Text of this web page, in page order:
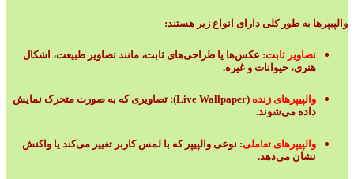
والپیپرها به طور کلی دارای انواع زیر هستند:
تصاویر ثابت: عکس‌ها یا طراحی‌های ثابت، مانند تصاویر طبیعت، اشکال
هنری، حیوانات و غیره.
والپیپرهای زنده
(Live Wallpaper): تصاویری که به صورت متحرک نمایش
داده می‌شوند.
والپیپرهای تعاملی: نوعی والپیپر که با لمس کاربر تغییر می‌کند یا واکنش
نشان می‌دهد.